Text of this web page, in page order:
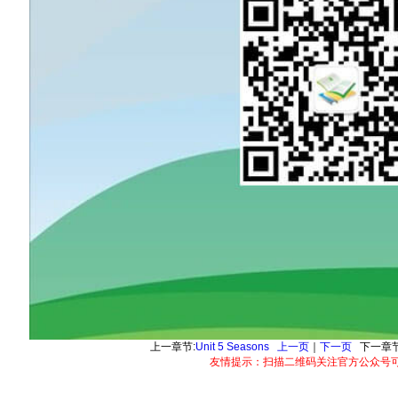
上一章节:Unit 5 Seasons 上一页 ｜ 下一页 下一章
友情提示：扫描二维码关注官方公众号